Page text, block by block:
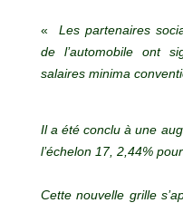
«
Les partenaires
de l’automobile ont
salaires minima
Il a été conclu à une
l’échelon 17, 2,44%
Cette nouvelle grille